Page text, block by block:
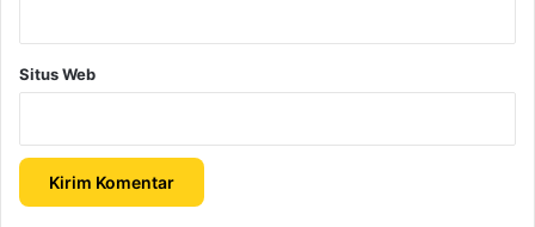
Situs Web